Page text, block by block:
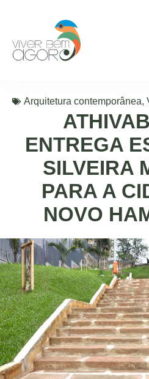
Arquitetura contemporânea,
ENTREGA
SILVEIRA
PARA A
NOVO